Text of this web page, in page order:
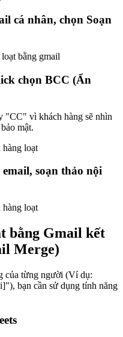
cá nhân, chọn Soạn
chọn BCC (Ẩn
"CC" vì khách hàng sẽ nhìn
mật.
soạn thảo nội
bằng Gmail kết
Merge)
của từng người (Ví dụ:
bạn cần sử dụng tính năng